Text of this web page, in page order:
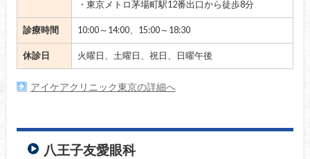
・東京メトロ茅場町駅12番出口から徒歩8分
診療時間 10:00～14:00、15:00～18:30
休診日 火曜日、土曜日、祝日、日曜午後
アイケアクリニック東京の詳細へ
八王子友愛眼科